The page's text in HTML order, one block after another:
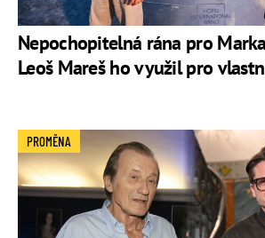
Nepochopitelná rána pro
Leoš Mareš ho využil pro
PROMĚNA